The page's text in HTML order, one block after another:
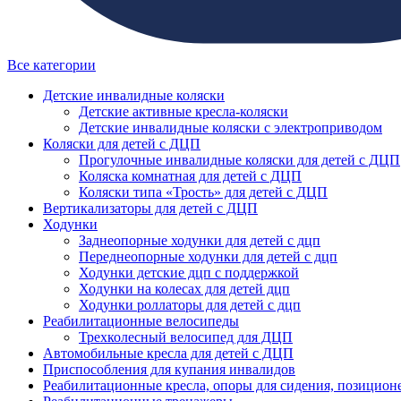
Все категории
Детские инвалидные коляски
Детские активные кресла-коляски
Детские инвалидные коляски с электроприводом
Коляски для детей с ДЦП
Прогулочные инвалидные коляски для детей с ДЦП
Коляска комнатная для детей с ДЦП
Коляски типа «Трость» для детей с ДЦП
Вертикализаторы для детей с ДЦП
Ходунки
Заднеопорные ходунки для детей с дцп
Переднеопорные ходунки для детей с дцп
Ходунки детские дцп с поддержкой
Ходунки на колесах для детей дцп
Ходунки роллаторы для детей с дцп
Реабилитационные велосипеды
Трехколесный велосипед для ДЦП
Автомобильные кресла для детей с ДЦП
Приспособления для купания инвалидов
Реабилитационные кресла, опоры для сидения,